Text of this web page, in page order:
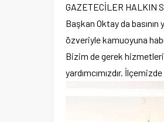
GAZETECİLER HALKIN
Başkan Oktay da
özveriyle kamuoyuna
Bizim de gerek
yardımcımızdır.